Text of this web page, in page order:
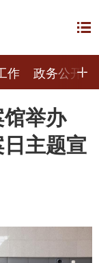
作 政务公开
举办
主题宣